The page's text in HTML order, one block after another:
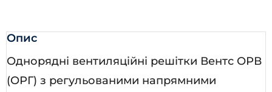
Опис
Однорядні вентиляційні решітки Вентс ОРВ
(ОРГ) з регульованими напрямними